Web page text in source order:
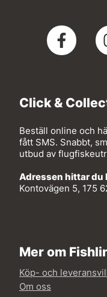
Click &
Beställ online och
fått SMS. Snabbt,
utbud av
Adressen hittar du
Kontovägen 5, 175
Mer om
Köp- och
Om oss